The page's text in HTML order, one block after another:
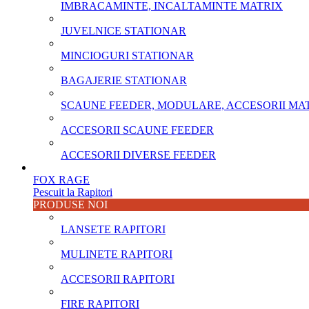
IMBRACAMINTE, INCALTAMINTE MATRIX
JUVELNICE STATIONAR
MINCIOGURI STATIONAR
BAGAJERIE STATIONAR
SCAUNE FEEDER, MODULARE, ACCESORII
ACCESORII SCAUNE FEEDER
ACCESORII DIVERSE FEEDER
FOX RAGE
Pescuit la Rapitori
PRODUSE NOI
LANSETE RAPITORI
MULINETE RAPITORI
ACCESORII RAPITORI
FIRE RAPITORI